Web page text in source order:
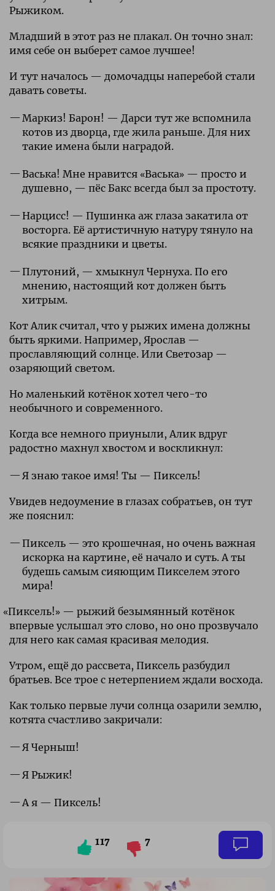
Рыжиком.
Младший в этот раз не плакал. Он точно знал:
имя себе он выберет самое лучшее!
И тут началось — домочадцы наперебой стали
давать советы.
Маркиз! Барон! — Дарси тут же вспомнила
котов из дворца, где жила раньше. Для них
такие имена были наградой.
Васька! Мне нравится «Васька» — просто и
душевно, — пёс Бакс всегда был за простоту.
Нарцисс! — Пушинка аж глаза закатила от
восторга. Её артистичную натуру тянуло на
всякие праздники и цветы.
Плутоний, — хмыкнул Чернуха. По его
мнению, настоящий кот должен быть
хитрым.
Кот Алик считал, что у рыжих имена должны
быть яркими. Например, Ярослав —
прославляющий солнце. Или Светозар —
озаряющий светом.
Но маленький котёнок хотел чего-то
необычного и современного.
Когда все немного приуныли, Алик вдруг
радостно махнул хвостом и воскликнул:
Я знаю такое имя! Ты — Пиксель!
Увидев недоумение в глазах собратьев, он тут
же пояснил:
Пиксель — это крошечная, но очень важная
искорка на картине, её начало и суть. А ты
будешь самым сияющим Пикселем этого
мира!
«Пиксель!» — рыжий безымянный котёнок
впервые услышал это слово, но оно прозвучало
для него как самая красивая мелодия.
Утром, ещё до рассвета, Пиксель разбудил
братьев. Все трое с нетерпением ждали восхода.
Как только первые лучи солнца озарили землю,
котята счастливо закричали:
Я Черныш!
Я Рыжик!
А я — Пиксель!
117 7